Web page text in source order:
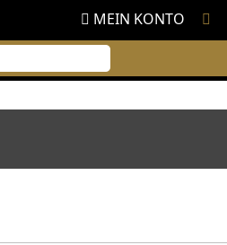
MEIN KONTO